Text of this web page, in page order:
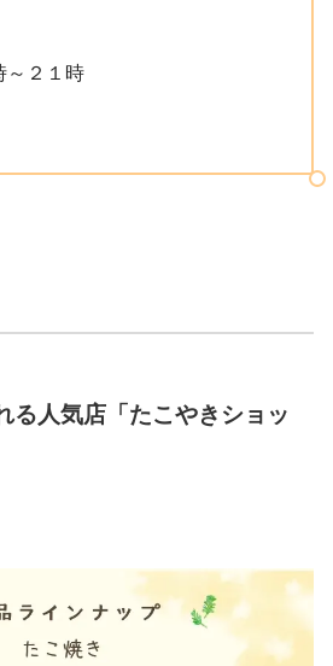
２１時
る人気店「たこやきショッ